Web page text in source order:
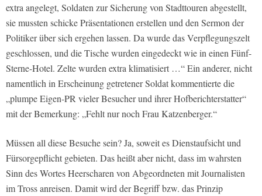
extra angelegt, Soldaten zur Sicherung von Stadttouren abgestellt,
sie mussten schicke Präsentationen erstellen und den Sermon der
Politiker über sich ergehen lassen. Da wurde das Verpflegungszelt
geschlossen, und die Tische wurden eingedeckt wie in einen Fünf-
Sterne-Hotel. Zelte wurden extra klimatisiert …“ Ein anderer, nicht
namentlich in Erscheinung getretener Soldat kommentierte die
„plumpe Eigen-PR vieler Besucher und ihrer Hofberichterstatter“
mit der Bemerkung: „Fehlt nur noch Frau Katzenberger.“
Müssen all diese Besuche sein? Ja, soweit es Dienstaufsicht und
Fürsorgepflicht gebieten. Das heißt aber nicht, dass im wahrsten
Sinn des Wortes Heerscharen von Abgeordneten mit Journalisten
im Tross anreisen. Damit wird der Begriff bzw. das Prinzip